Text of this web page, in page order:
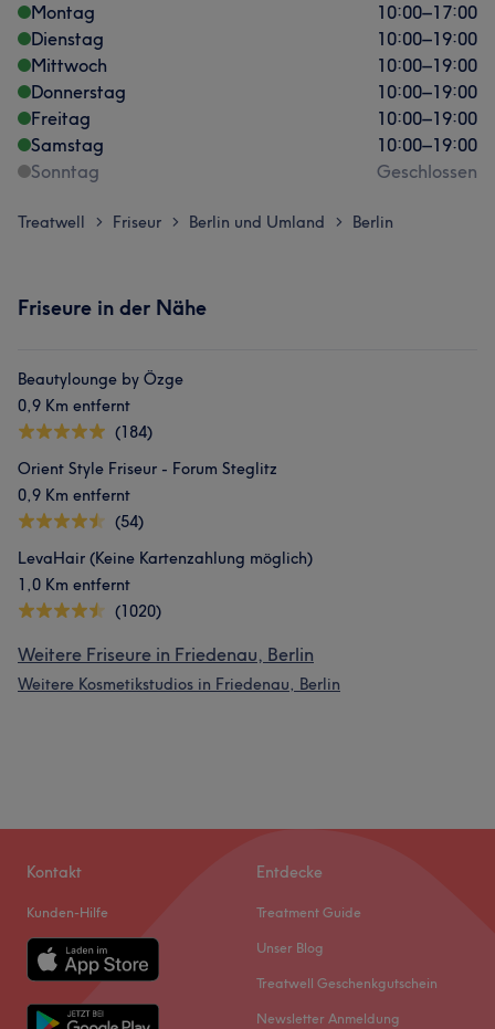
Montag
10:00–17:00
Dienstag
10:00–19:00
Mittwoch
10:00–19:00
Donnerstag
10:00–19:00
Freitag
10:00–19:00
Samstag
10:00–19:00
Sonntag
Geschlossen
Treatwell > Friseur > Berlin und Umland > Berlin
Friseure in der Nähe
Beautylounge by Özge
0,9 Km entfernt
(184)
Orient Style Friseur - Forum Steglitz
0,9 Km entfernt
(54)
LevaHair (Keine Kartenzahlung möglich)
1,0 Km entfernt
(1020)
Weitere Friseure in Friedenau, Berlin
Weitere Kosmetikstudios in Friedenau, Berlin
Kontakt
Kunden-Hilfe
Entdecke
Treatment Guide
Unser Blog
Treatwell Geschenkgutschein
Newsletter Anmeldung